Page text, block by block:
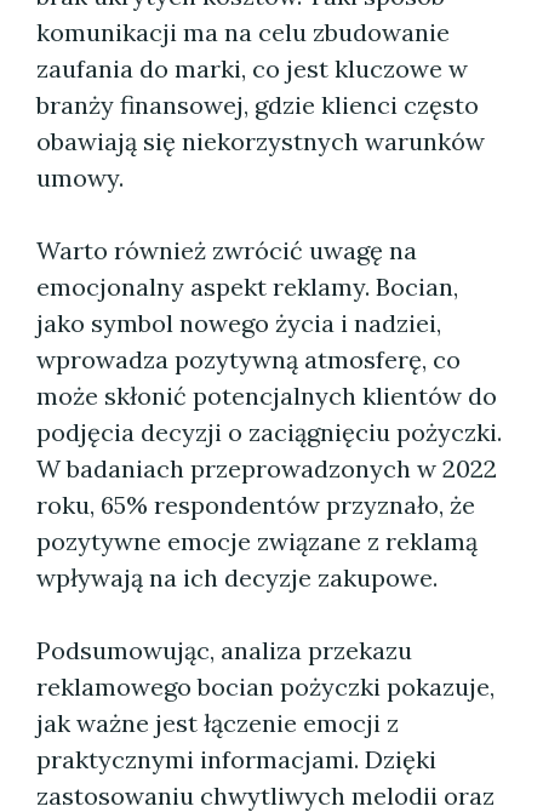
komunikacji ma na celu zbudowanie
zaufania do marki, co jest kluczowe w
branży finansowej, gdzie klienci często
obawiają się niekorzystnych warunków
umowy.
Warto również zwrócić uwagę na
emocjonalny aspekt reklamy. Bocian,
jako symbol nowego życia i nadziei,
wprowadza pozytywną atmosferę, co
może skłonić potencjalnych klientów do
podjęcia decyzji o zaciągnięciu pożyczki.
W badaniach przeprowadzonych w 2022
roku, 65% respondentów przyznało, że
pozytywne emocje związane z reklamą
wpływają na ich decyzje zakupowe.
Podsumowując, analiza przekazu
reklamowego bocian pożyczki pokazuje,
jak ważne jest łączenie emocji z
praktycznymi informacjami. Dzięki
zastosowaniu chwytliwych melodii oraz